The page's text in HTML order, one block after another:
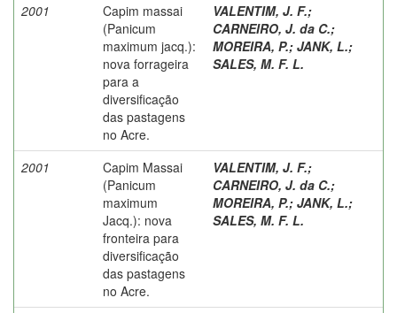
2001
Capim massai
(Panicum
maximum jacq.):
nova forrageira
para a
diversificação
das pastagens
no Acre.
VALENTIM, J. F.;
CARNEIRO, J. da C.;
MOREIRA, P.; JANK, L.;
SALES, M. F. L.
2001
Capim Massai
(Panicum
maximum
Jacq.): nova
fronteira para
diversificação
das pastagens
no Acre.
VALENTIM, J. F.;
CARNEIRO, J. da C.;
MOREIRA, P.; JANK, L.;
SALES, M. F. L.